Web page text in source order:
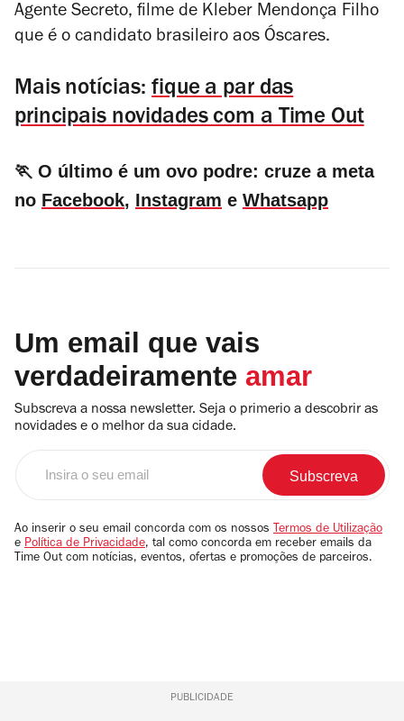
Agente Secreto, filme de Kleber Mendonça Filho
que é o candidato brasileiro aos Óscares.
Mais notícias:fique a par das
principais novidades com a Time Out
🏃 O último é um ovo podre: cruze a meta
no Facebook, Instagram e Whatsapp
Um email que vais
verdadeiramente amar
Subscreva a nossa newsletter. Seja o primerio a descobrir as
novidades e o melhor da sua cidade.
email
Ao inserir o seu email concorda com os nossos Termos de Utilização
e Política de Privacidade, tal como concorda em receber emails da
Time Out com notícias, eventos, ofertas e promoções de parceiros.
PUBLICIDADE